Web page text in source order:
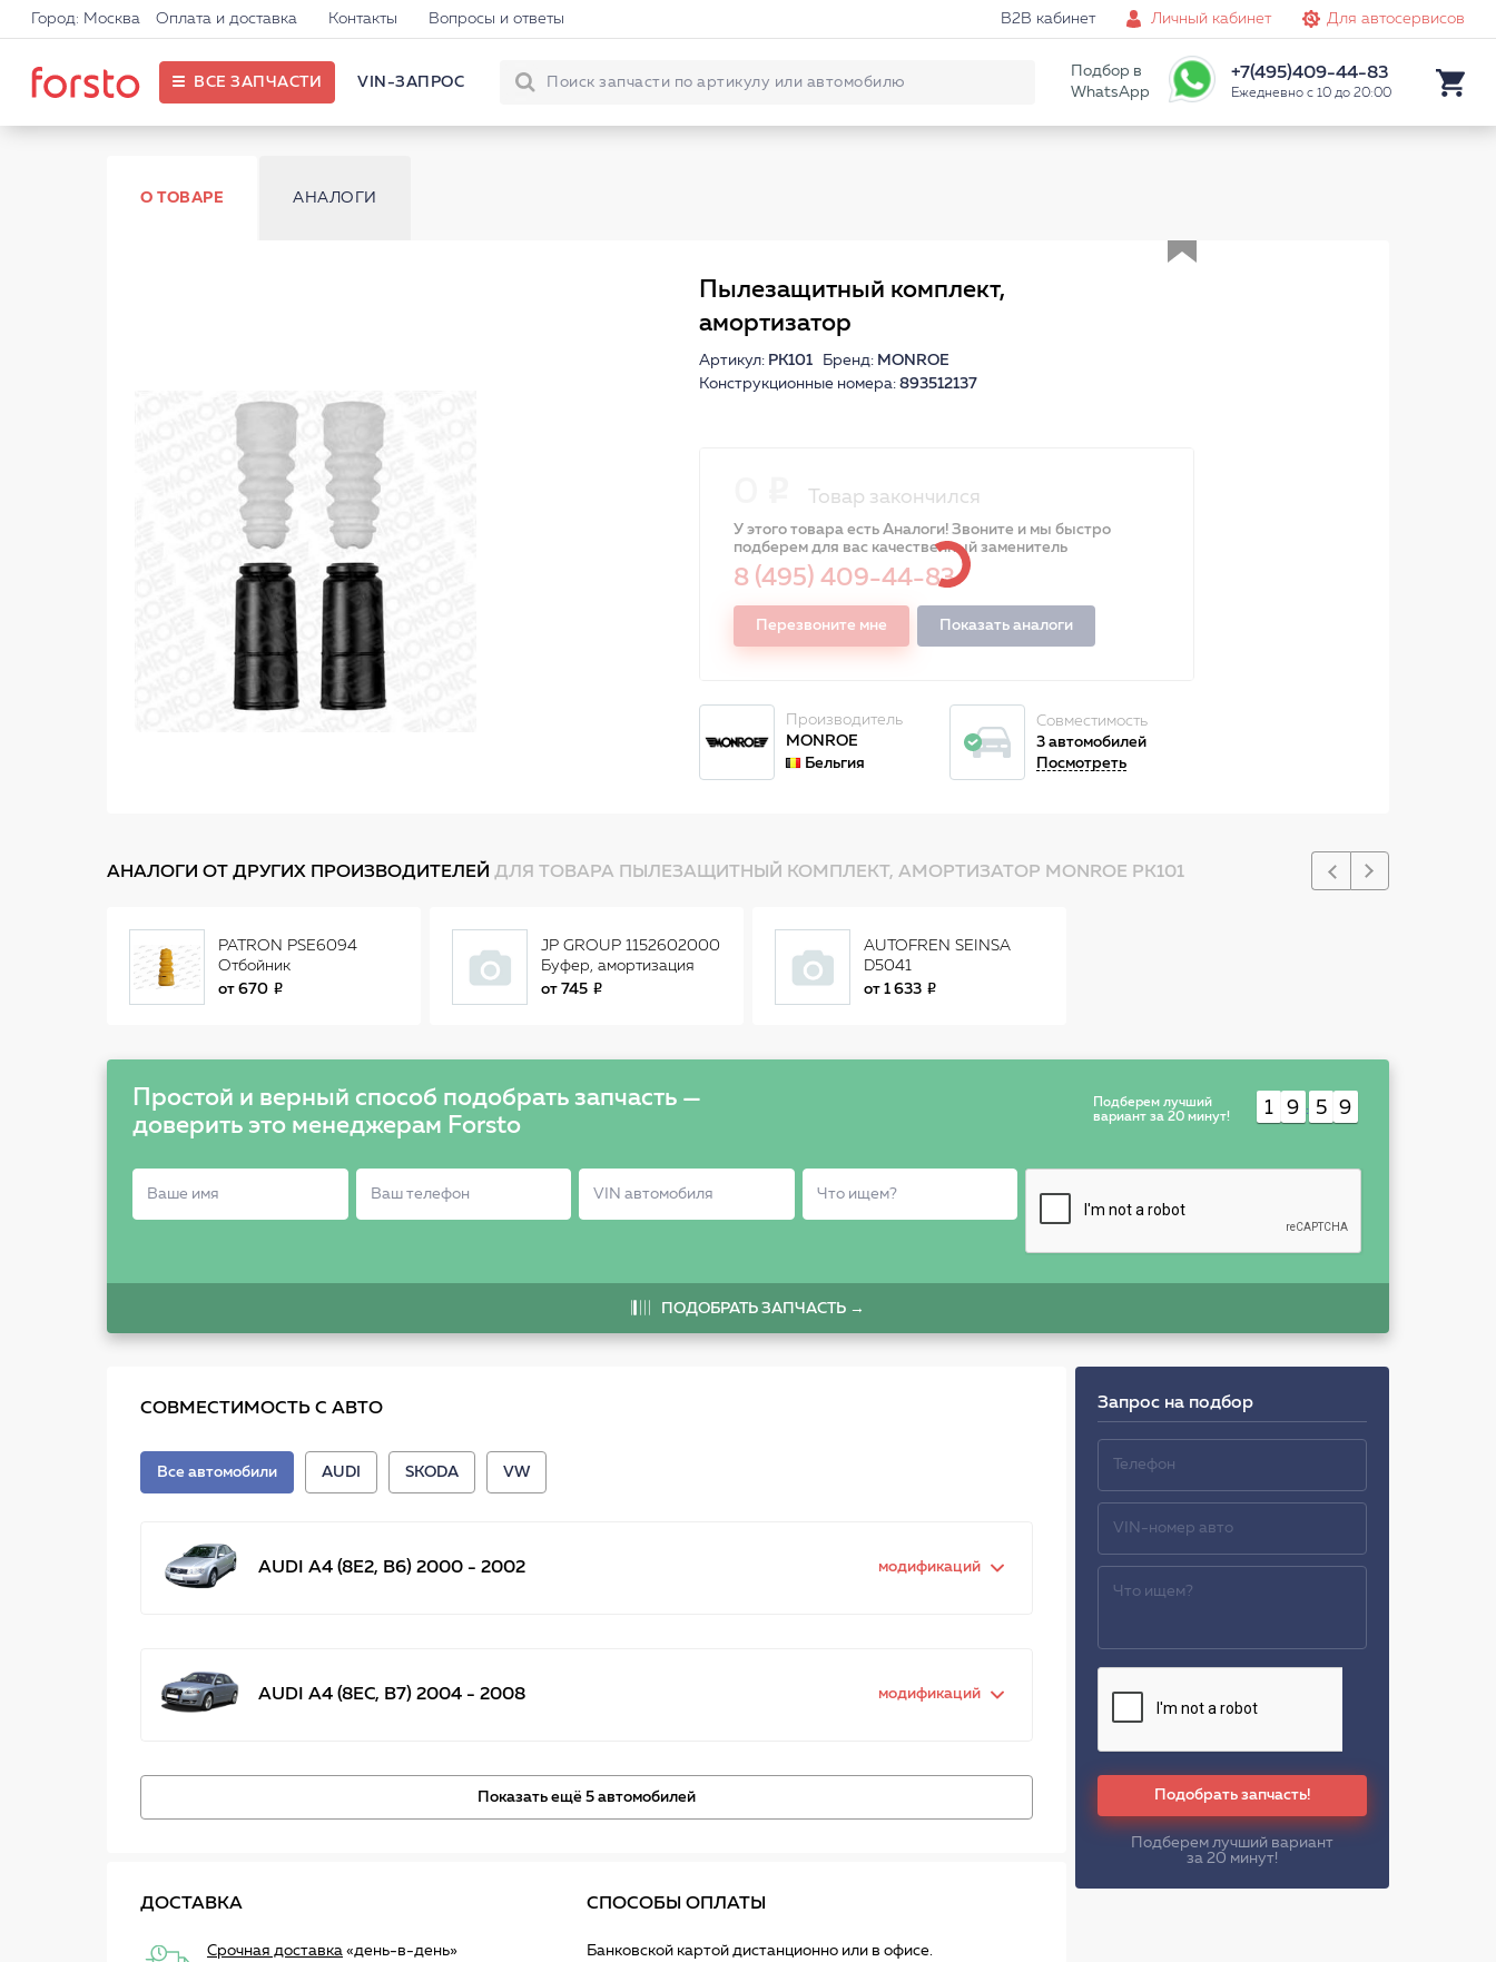
Город: Москва Оплата и доставка Контакты Вопросы и ответы B2B кабинет Личный кабинет Для автосервисов
ВСЕ ЗАПЧАСТИ VIN-ЗАПРОС
Подбор в
WhatsApp
+7(495)409-44-83
Ежедневно с 10 до 20:00
О ТОВАРЕ АНАЛОГИ
Пылезащитный комплект,
амортизатор
Артикул: PK101 Бренд: MONROE
Конструкционные номера: 893512137
Товар закончился
У этого товара есть Аналоги! Звоните и мы быстро
подберем для вас качественный заменитель
8 (495) 409-44-83
Перезвоните мне Показать аналоги
Производитель
MONROE
Бельгия
Совместимость
3 автомобилей
Посмотреть
АНАЛОГИ ОТ ДРУГИХ ПРОИЗВОДИТЕЛЕЙ ДЛЯ ТОВАРА ПЫЛЕЗАЩИТНЫЙ КОМПЛЕКТ, АМОРТИЗАТОР MONROE PK101
PATRON PSE6094
Отбойник
амортизатора задней
от 670
JP GROUP 1152602000
Буфер, амортизация
1152602000
от 745
AUTOFREN SEINSA
D5041
Комплект
от 1 633
Простой и верный способ подобрать запчасть —
доверить это менеджерам Forsto
Подберем лучший
вариант за 20 минут!
1 9 : 5 9
ПОДОБРАТЬ ЗАПЧАСТЬ →
СОВМЕСТИМОСТЬ С АВТО
Все автомобили AUDI SKODA VW
AUDI A4 (8E2, B6) 2000 - 2002 модификаций
AUDI A4 (8EC, B7) 2004 - 2008 модификаций
Показать ещё 5 автомобилей
ДОСТАВКА
Срочная доставка «день-в-день»
СПОСОБЫ ОПЛАТЫ
Банковской картой дистанционно или в офисе.
Запрос на подбор
Подобрать запчасть!
Подберем лучший вариант
за 20 минут!